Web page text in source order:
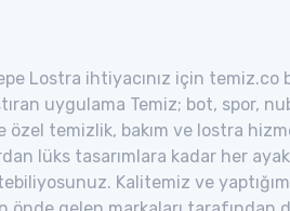
Lostra ihtiyacınız için temiz.co
uygulama Temiz; bot, spor,
özel temizlik, bakım ve lostra
lüks tasarımlara kadar her
Kalitemiz ve